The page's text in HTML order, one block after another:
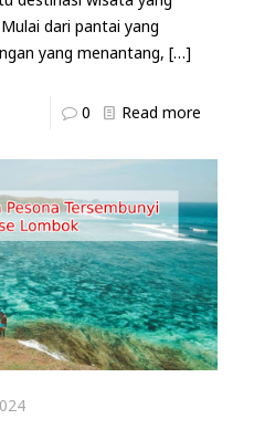
dari pantai yang
yang menantang, […]
0 Read more